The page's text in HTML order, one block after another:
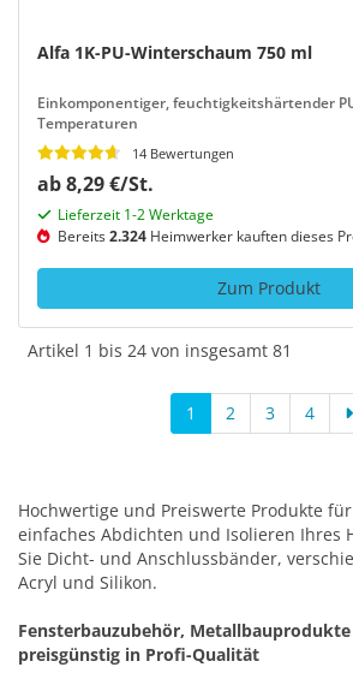
Alfa 1K-PU-Winterschaum 750 ml
Einkomponentiger, feuchtigkeitshärtender
Temperaturen
14 Bewertungen
ab 8,29 €/St.
Lieferzeit 1-2 Werktage
Bereits2.324 Heimwerker kauften dieses
Zum Produkt
Artikel 1 bis 24 von insgesamt 81
1 2 3 4
Hochwertige und Preiswerte Produkte
einfaches Abdichten und Isolieren Ihres
Sie Dicht- und Anschlussbänder,
Acryl und Silikon.
Fensterbauzubehör,
preisgünstig in Profi-Qualität